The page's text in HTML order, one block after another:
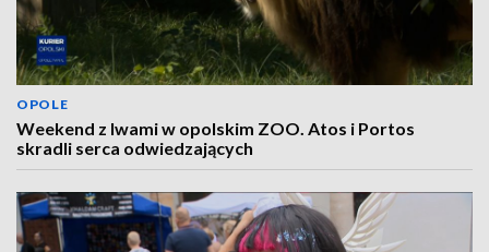
OPOLE
Weekend z lwami w opolskim ZOO. Atos i Portos
skradli serca odwiedzających